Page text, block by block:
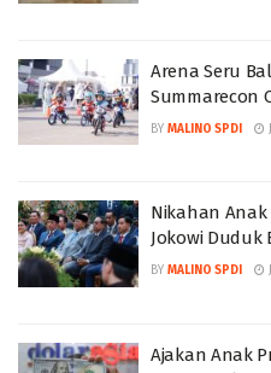
Arena Seru
Summarecon
BY MALINO SPDI
Nikahan Anak
Jokowi Duduk
BY MALINO SPDI
Ajakan Anak